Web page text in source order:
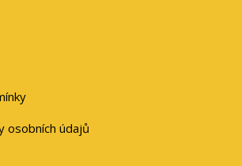
osobních údajů